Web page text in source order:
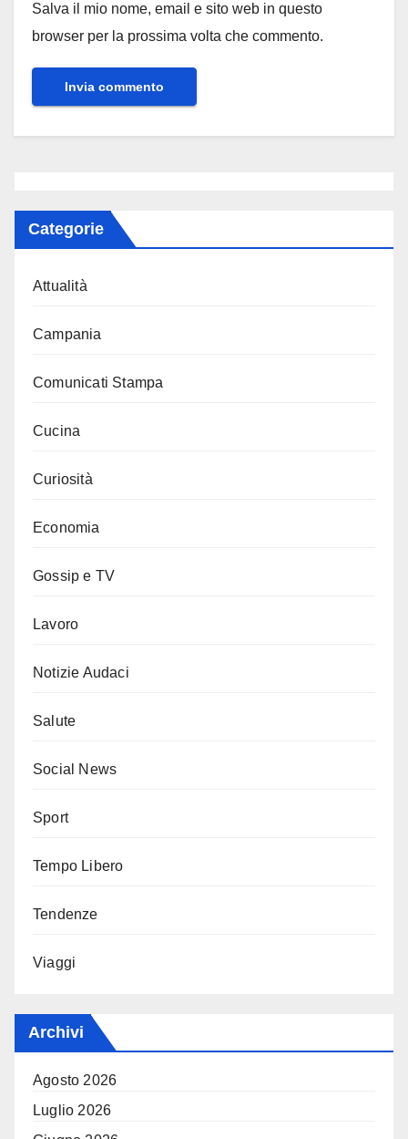
Salva il mio nome, email e sito web in questo
browser per la prossima volta che commento.
Categorie
Attualità
Campania
Comunicati Stampa
Cucina
Curiosità
Economia
Gossip e TV
Lavoro
Notizie Audaci
Salute
Social News
Sport
Tempo Libero
Tendenze
Viaggi
Archivi
Agosto 2026
Luglio 2026